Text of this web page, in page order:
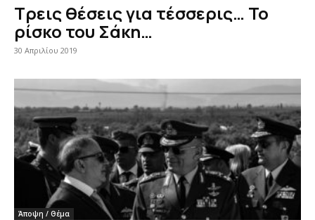
Τρεις θέσεις για τέσσερις… Το
ρίσκο του Σάκη…
30 Απριλίου 2019
Άποψη / Θέμα